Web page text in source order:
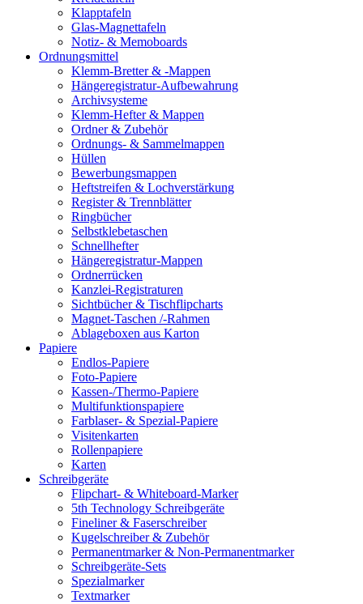
Klapptafeln
Glas-Magnettafeln
Notiz- & Memoboards
Ordnungsmittel
Klemm-Bretter & -Mappen
Hängeregistratur-Aufbewahrung
Archivsysteme
Klemm-Hefter & Mappen
Ordner & Zubehör
Ordnungs- & Sammelmappen
Hüllen
Bewerbungsmappen
Heftstreifen & Lochverstärkung
Register & Trennblätter
Ringbücher
Selbstklebetaschen
Schnellhefter
Hängeregistratur-Mappen
Ordnerrücken
Kanzlei-Registraturen
Sichtbücher & Tischflipcharts
Magnet-Taschen /-Rahmen
Ablageboxen aus Karton
Papiere
Endlos-Papiere
Foto-Papiere
Kassen-/Thermo-Papiere
Multifunktionspapiere
Farblaser- & Spezial-Papiere
Visitenkarten
Rollenpapiere
Karten
Schreibgeräte
Flipchart- & Whiteboard-Marker
5th Technology Schreibgeräte
Fineliner & Faserschreiber
Kugelschreiber & Zubehör
Permanentmarker & Non-Permanentmarker
Schreibgeräte-Sets
Spezialmarker
Textmarker